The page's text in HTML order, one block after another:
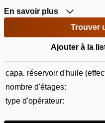
En savoir plus
Trouver
Ajouter à la
capa. réservoir d'huile
nombre d'étages:
type d'opérateur: